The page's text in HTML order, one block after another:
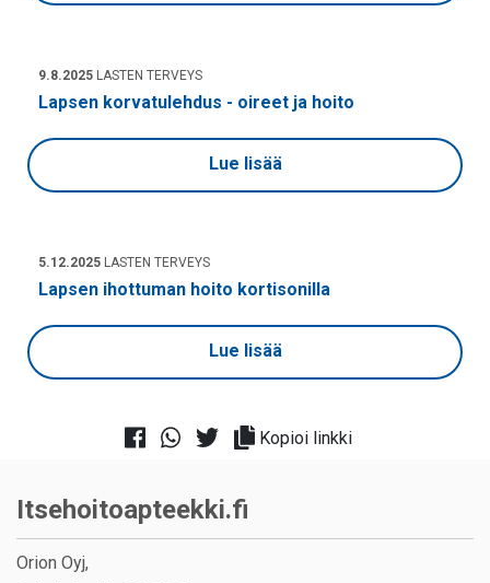
9.8.2025 LASTEN TERVEYS
Lapsen korvatulehdus - oireet ja hoito
Lue lisää
5.12.2025 LASTEN TERVEYS
Lapsen ihottuman hoito kortisonilla
Lue lisää
Kopioi linkki
Itsehoitoapteekki.fi
Orion Oyj,